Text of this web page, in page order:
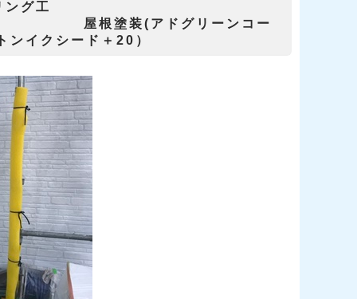
グ工
リーンコー
ンイクシード＋20）